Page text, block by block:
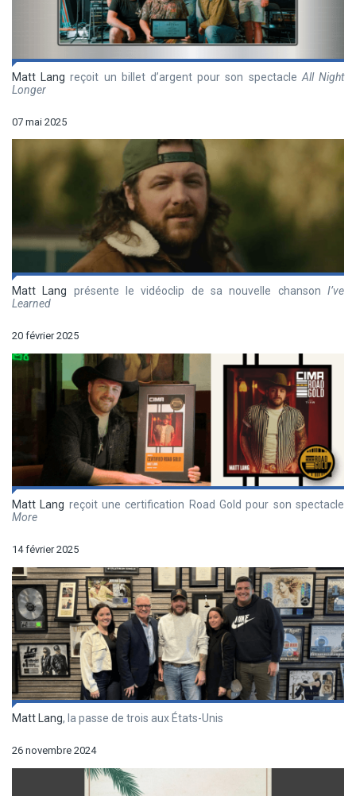
Matt Lang reçoit un billet d’argent pour son spectacle All Night
Longer
07 mai 2025
Matt Lang présente le vidéoclip de sa nouvelle chansonI’ve
Learned
20 février 2025
Matt Lang reçoit une certification Road Gold pour son spectacle
More
14 février 2025
Matt Lang, la passe de trois aux États-Unis
26 novembre 2024